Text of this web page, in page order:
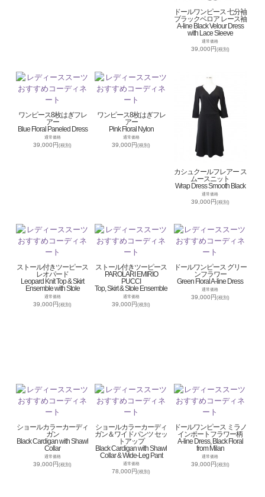
ドールワンピース 七分袖
ブラックベロア レース袖
A-line Black Velour Dress
with Lace Sleeve
通常価格
39,000円(税別)
ワンピース8枚はぎフレ
アー
Blue Floral Paneled Dress
通常価格
39,000円(税別)
ワンピース8枚はぎフレ
アー
Pink Floral Nylon
通常価格
39,000円(税別)
カシュクールフレアー ス
ムースニット
Wrap Dress Smooth Black
通常価格
39,000円(税別)
ストール付きツーピース
レオパード
Leopard Knit Top & Skirt
Ensemble with Stole
通常価格
39,000円(税別)
ストール付きツーピース
PAROLARI EMIRIO
PUCCI
Top, Skirt & Stole Ensemble
通常価格
39,000円(税別)
ドールワンピース グリー
ンフラワー
Green Floral A-line Dress
通常価格
39,000円(税別)
ショールカラーカーディ
ガン
Black Cardigan with Shawl
Collar
通常価格
39,000円(税別)
ショールカラーカーディ
ガン＆ワイドパンツ セッ
トアップ
Black Cardigan with Shawl
Collar & Wide-Leg Pant
通常価格
78,000円(税別)
ドールワンピース ミラノ
インポートフラワー柄
A-line Dress, Black Floral
from Milan
通常価格
39,000円(税別)